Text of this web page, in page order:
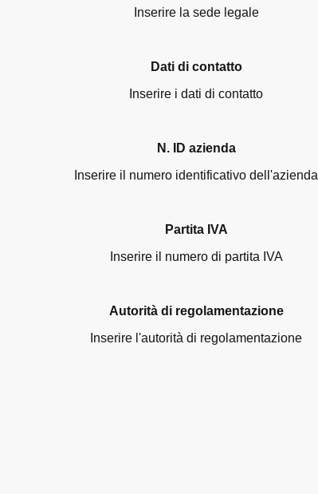
Inserire la sede legale
Dati di contatto
Inserire i dati di contatto
N. ID azienda
Inserire il numero identificativo dell'azienda
Partita IVA
Inserire il numero di partita IVA
Autorità di regolamentazione
Inserire l'autorità di regolamentazione